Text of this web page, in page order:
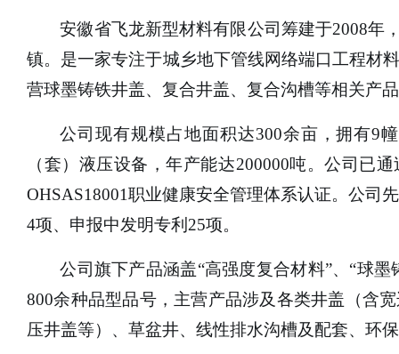
安徽省飞龙新型材料有限公司筹建于2008年
镇。是一家专注于城乡地下管线网络端口工程材
营球墨铸铁井盖、复合井盖、复合沟槽等相关产
公司现有规模占地面积达300余亩，拥有9
（套）液压设备，年产能达200000吨。公司已
OHSAS18001职业健康安全管理体系认证。公司
4项、申报中发明专利25项。
公司旗下产品涵盖“高强度复合材料”、“球
800余种品型品号，主营产品涉及各类井盖（含
压井盖等）、草盆井、线性排水沟槽及配套、环